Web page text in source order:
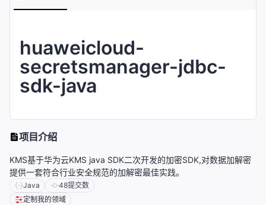
huaweicloud-
secretsmanager-jdbc-
sdk-java
项目介绍
KMS基于华为云KMS java SDK二次开发的加密SDK,对数据加解密
提供一套符合行业安全规范的加解密最佳实践。
Java 48提交数
定制我的领域